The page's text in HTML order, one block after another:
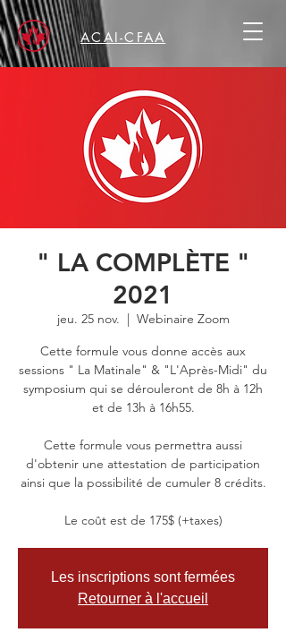
ACAI-CFAA
" LA COMPLÈTE "
2021
jeu. 25 nov.
  |
Webinaire Zoom
Cette formule vous donne accès aux
sessions " La Matinale" & "L'Après-Midi" du
symposium qui se dérouleront de 8h à 12h
et de 13h à 16h55.
Cette formule vous permettra aussi
d'obtenir une attestation de participation
ainsi que la possibilité de cumuler 8 crédits.
Le coût est de 175$ (+taxes)
Les inscriptions sont fermées
Retourner à l'accueil